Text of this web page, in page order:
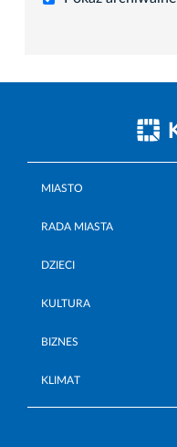
MIASTO
RADA MIASTA
DZIECI
KULTURA
BIZNES
KLIMAT